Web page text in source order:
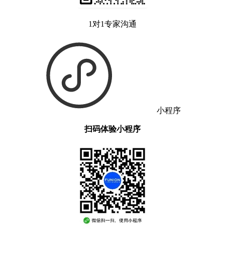
1对1专家沟通
小程序
扫码体验小程序